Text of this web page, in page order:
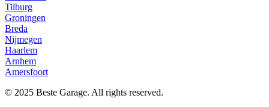
Tilburg
Groningen
Breda
Nijmegen
Haarlem
Arnhem
Amersfoort
© 2025 Beste Garage. All rights reserved.